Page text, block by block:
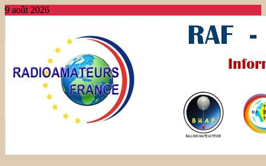
9 août 2026